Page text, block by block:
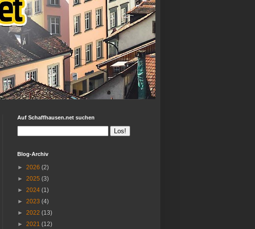
Auf Schaffhausen.net suchen
Blog-Archiv
► 2026 (2)
► 2025 (3)
► 2024 (1)
► 2023 (4)
► 2022 (13)
► 2021 (12)